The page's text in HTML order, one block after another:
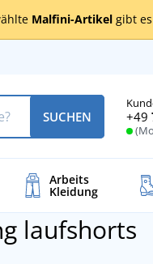
Malfini-Artikel gibt
+49
SUCHEN
Arbeits
Kleidung
laufshorts